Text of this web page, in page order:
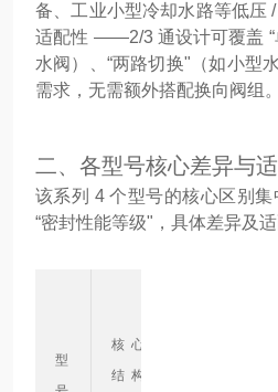
备、工业小型冷却水路等低压
适配性 ——2/3 通设计可覆盖 “
水阀）、“两路切换"（如小型
需求，无需额外搭配换向阀组。
二、各型号核心差异与
该系列 4 个型号的核心区别集
“密封性能等级"，具体差异及
型
核心
结构